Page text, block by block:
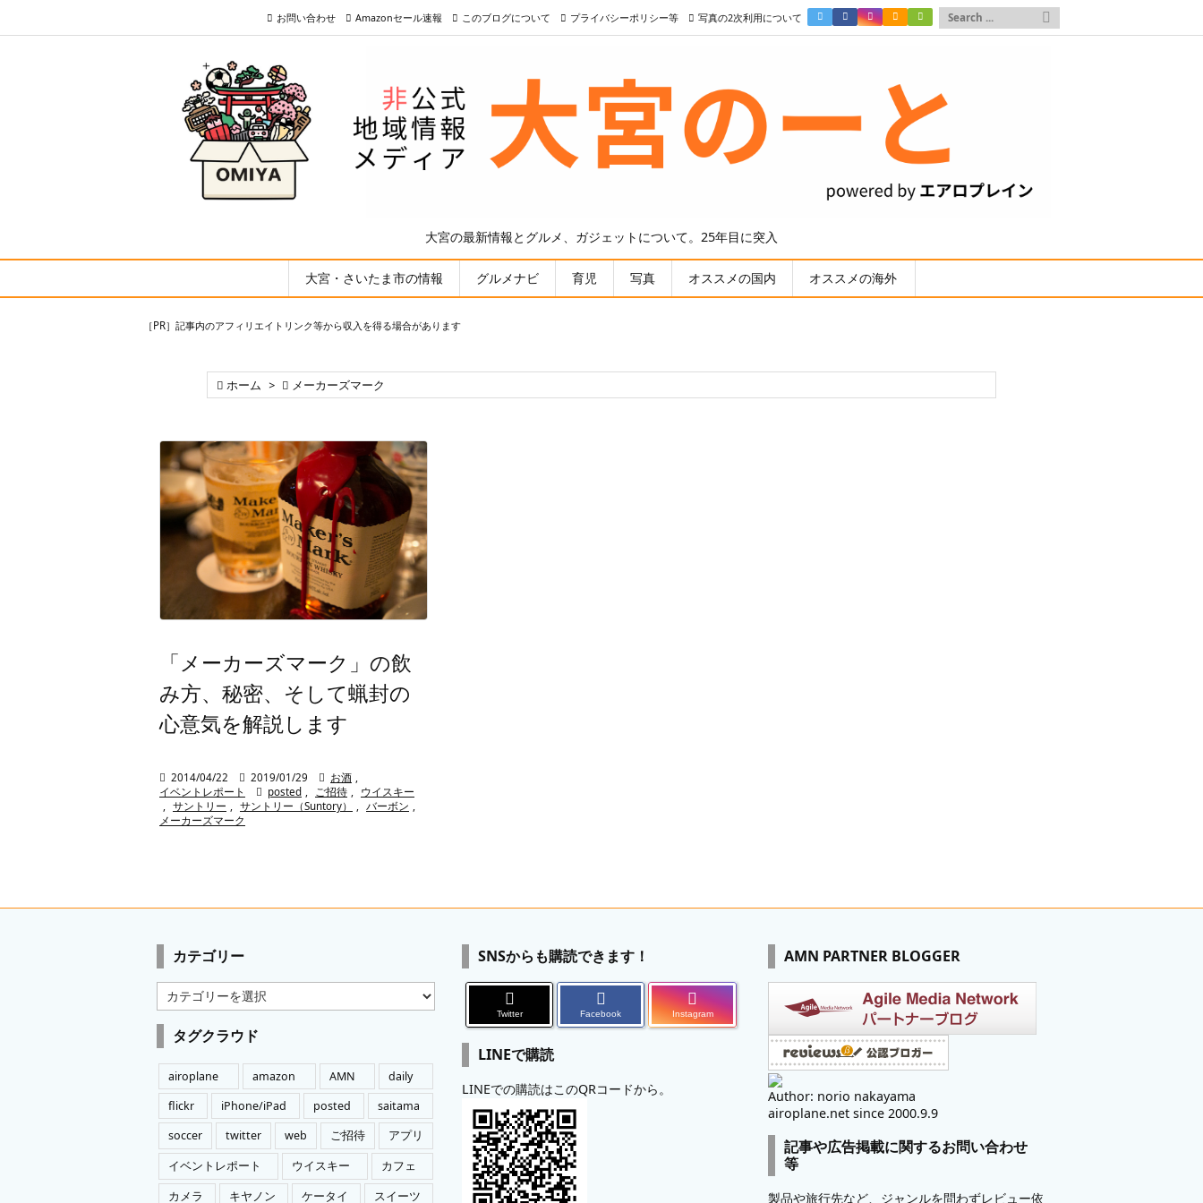
大宮の最新情報とグルメ、ガジェットについて。25年目に突入
大宮・さいたま市の情報 グルメナビ 育児 写真 オススメの国内 オススメの海外
お問い合わせ Amazonセール速報 このブログについて プライバシーポリシー等 写真の2次利用について 
［PR］記事内のアフィリエイトリンク等から収入を得る場合があります
 ホーム >  メーカーズマーク
「メーカーズマーク」の飲
み方、秘密、そして蝋封の
心意気を解説します
 2014/04/22  2019/01/29  お酒
イベントレポート
 posted ご招待
ウイスキー
サントリー サントリー（Suntory） バーボン
メーカーズマーク
カテゴリー
テ
ゴ
ー
タグクラウド
airoplane amazon AMN
daily
flickr
iPhone/iPad posted
saitama
soccer
twitter web ご招待
アプリ
イベントレポート
ウイスキー
カフェ
カメラ
キヤノン ケータイ スイーツ
SNSからも購読できます！
Twitter Facebook Instagram
LINEで購読
LINEでの購読はこのQRコードから。
AMN PARTNER BLOGGER
Author: norio nakayama
airoplane.net since 2000.9.9
記事や広告掲載に関するお問い合わせ
等
製品や旅行先など、ジャンルを問わずレビュー依